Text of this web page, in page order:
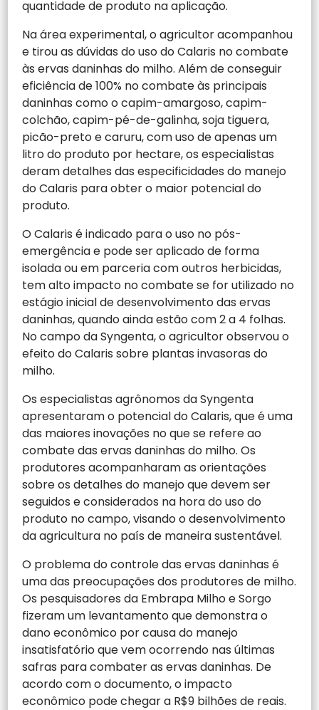
quantidade de produto na aplicação.
Na área experimental, o agricultor acompanhou
e tirou as dúvidas do uso do Calaris no combate
às ervas daninhas do milho. Além de conseguir
eficiência de 100% no combate às principais
daninhas como o capim-amargoso, capim-
colchão, capim-pé-de-galinha, soja tiguera,
picão-preto e caruru, com uso de apenas um
litro do produto por hectare, os especialistas
deram detalhes das especificidades do manejo
do Calaris para obter o maior potencial do
produto.
O Calaris é indicado para o uso no pós-
emergência e pode ser aplicado de forma
isolada ou em parceria com outros herbicidas,
tem alto impacto no combate se for utilizado no
estágio inicial de desenvolvimento das ervas
daninhas, quando ainda estão com 2 a 4 folhas.
No campo da Syngenta, o agricultor observou o
efeito do Calaris sobre plantas invasoras do
milho.
Os especialistas agrônomos da Syngenta
apresentaram o potencial do Calaris, que é uma
das maiores inovações no que se refere ao
combate das ervas daninhas do milho. Os
produtores acompanharam as orientações
sobre os detalhes do manejo que devem ser
seguidos e considerados na hora do uso do
produto no campo, visando o desenvolvimento
da agricultura no país de maneira sustentável.
O problema do controle das ervas daninhas é
uma das preocupações dos produtores de milho.
Os pesquisadores da Embrapa Milho e Sorgo
fizeram um levantamento que demonstra o
dano econômico por causa do manejo
insatisfatório que vem ocorrendo nas últimas
safras para combater as ervas daninhas. De
acordo com o documento, o impacto
econômico pode chegar a R$9 bilhões de reais.